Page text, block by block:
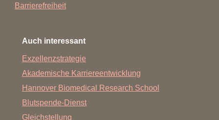
Barrierefreiheit
Auch interessant
Exzellenzstrategie
Akademische Karriereentwicklung
Hannover Biomedical Research School
Blutspende-Dienst
Gleichstellung